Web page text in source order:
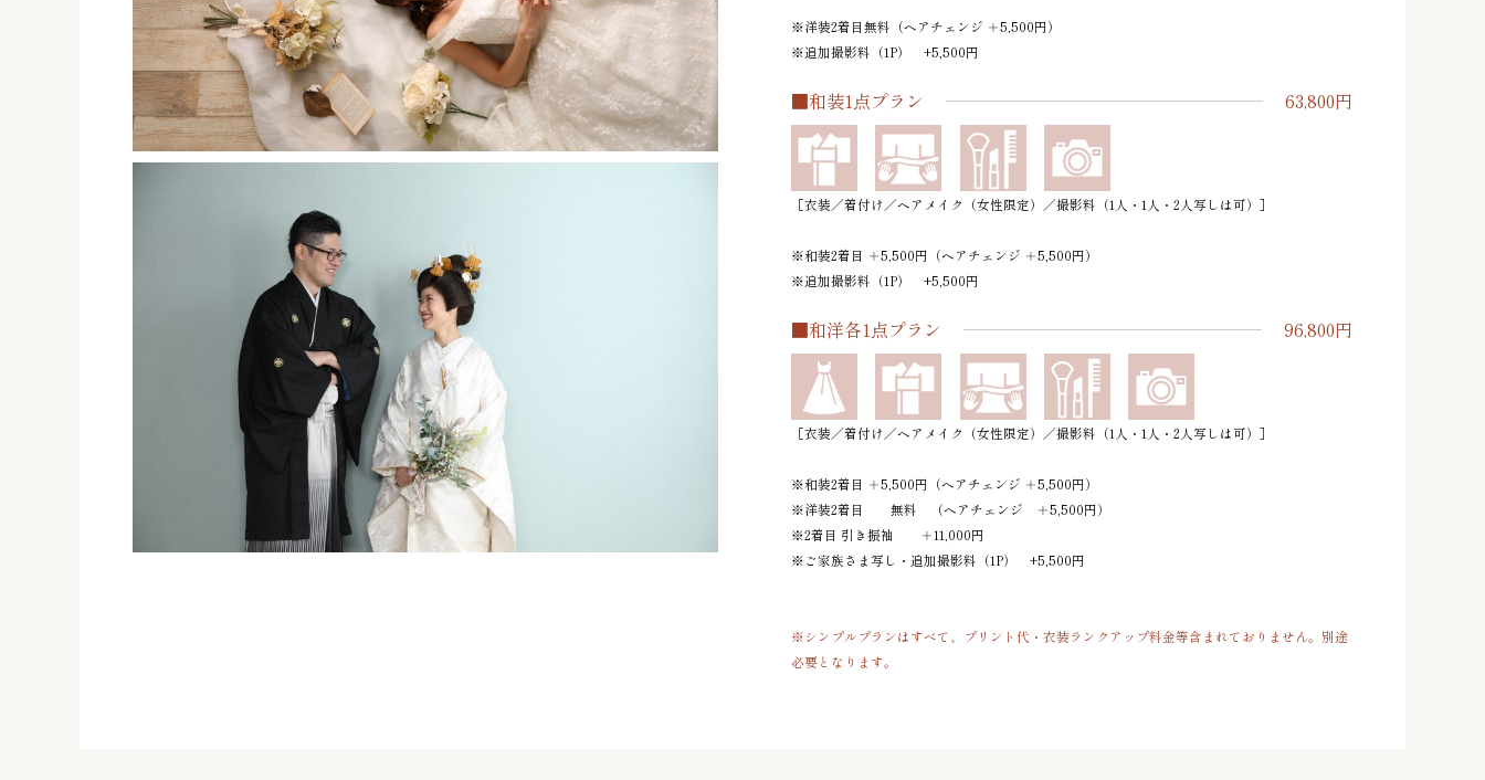
※洋装2着目無料（ヘアチェンジ ＋5,500円）
※追加撮影料（1P） +5,500円
■和装1点プラン 63,800円
［衣装／着付け／ヘアメイク（女性限定）／撮影料（1人・1人・2人写しは可）］
※和装2着目 ＋5,500円（ヘアチェンジ ＋5,500円）
※追加撮影料（1P） +5,500円
■和洋各1点プラン 96,800円
［衣装／着付け／ヘアメイク（女性限定）／撮影料（1人・1人・2人写しは可）］
※和装2着目 ＋5,500円（ヘアチェンジ ＋5,500円）
※洋装2着目 無料 （ヘアチェンジ ＋5,500円）
※2着目 引き振袖 ＋11,000円
※ご家族さま写し・追加撮影料（1P） +5,500円
※シンプルプランはすべて、プリント代・衣装ランクアップ料金等含まれておりません。別途
必要となります。